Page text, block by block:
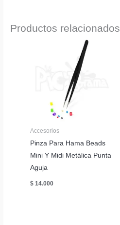
Productos relacionados
Accesorios
Pinza Para Hama Beads
Mini Y Midi Metálica Punta
Aguja
$ 14.000